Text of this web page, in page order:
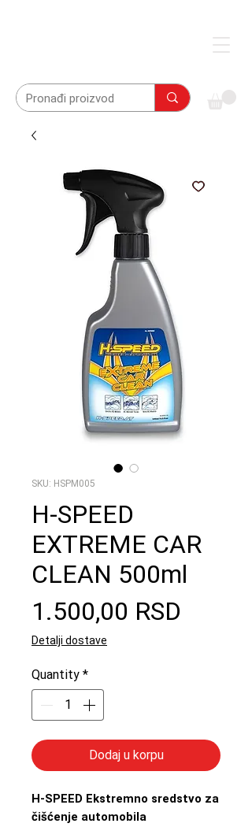
SKU: HSPM005
H-SPEED
EXTREME CAR
CLEAN 500ml
1.500,00 RSD
Detalji dostave
Quantity *
Dodaj u korpu
H-SPEED Ekstremno sredstvo za
čišćenje automobila